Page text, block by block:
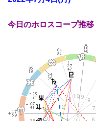
今日のホロスコープ推